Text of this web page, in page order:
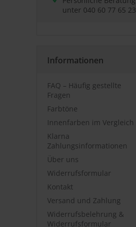
unter 040 60 77 65 23
Informationen
FAQ – Häufig gestellte
Fragen
Farbtöne
Innenfarben im Vergleich
Klarna
Zahlungsinformationen
Über uns
Widerrufsformular
Kontakt
Versand und Zahlung
Widerrufsbelehrung &
Widerrufsformular